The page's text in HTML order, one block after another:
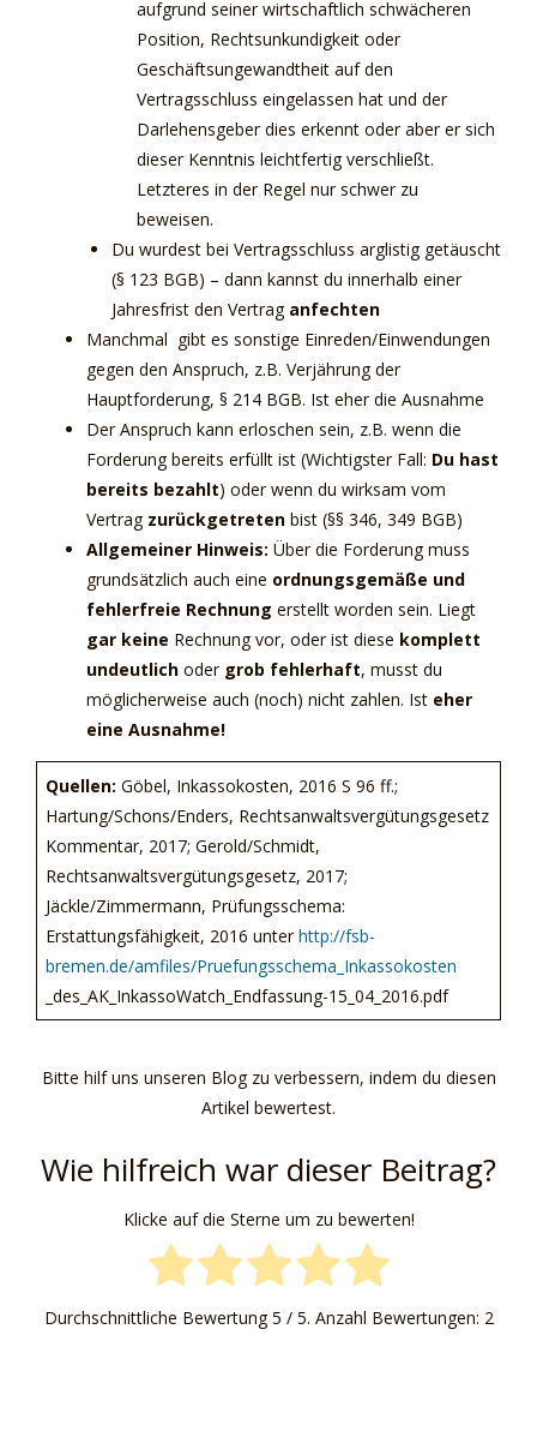
aufgrund seiner wirtschaftlich schwächeren
Position, Rechtsunkundigkeit oder
Geschäftsungewandtheit auf den
Vertragsschluss eingelassen hat und der
Darlehensgeber dies erkennt oder aber er sich
dieser Kenntnis leichtfertig verschließt.
Letzteres in der Regel nur schwer zu
beweisen.
Du wurdest bei Vertragsschluss arglistig getäuscht
(§ 123 BGB) – dann kannst du innerhalb einer
Jahresfrist den Vertrag anfechten
Manchmal gibt es sonstige Einreden/Einwendungen
gegen den Anspruch, z.B. Verjährung der
Hauptforderung, § 214 BGB. Ist eher die Ausnahme
Der Anspruch kann erloschen sein, z.B. wenn die
Forderung bereits erfüllt ist (Wichtigster Fall: Du hast
bereits bezahlt) oder wenn du wirksam vom
Vertrag zurückgetreten bist (§§ 346, 349 BGB)
Allgemeiner Hinweis: Über die Forderung muss
grundsätzlich auch eine ordnungsgemäße und
fehlerfreie Rechnung erstellt worden sein. Liegt
gar keine Rechnung vor, oder ist diese komplett
undeutlich oder grob fehlerhaft, musst du
möglicherweise auch (noch) nicht zahlen. Ist eher
eine Ausnahme!
Quellen: Göbel, Inkassokosten, 2016 S 96 ff.;
Hartung/Schons/Enders, Rechtsanwaltsvergütungsgesetz
Kommentar, 2017; Gerold/Schmidt,
Rechtsanwaltsvergütungsgesetz, 2017;
Jäckle/Zimmermann, Prüfungsschema:
Erstattungsfähigkeit, 2016 unterhttp://fsb-
bremen.de/amfiles/Pruefungsschema_Inkassokosten
_des_AK_InkassoWatch_Endfassung-15_04_2016.pdf
Bitte hilf uns unseren Blog zu verbessern, indem du diesen
Artikel bewertest.
Wie hilfreich war dieser Beitrag?
Klicke auf die Sterne um zu bewerten!
Durchschnittliche Bewertung5 / 5. Anzahl Bewertungen: 2